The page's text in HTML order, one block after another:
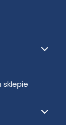
sklepie